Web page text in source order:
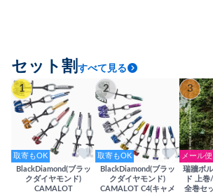
セット割 すべて見る
1
取寄もOK
BlackDiamond(ブラッ
クダイヤモンド)
CAMALOT
2
取寄もOK
BlackDiamond(ブラッ
クダイヤモンド)
CAMALOT C4(キャメ
3
メール便
瑞牆ボ
ド 上
全巻セ